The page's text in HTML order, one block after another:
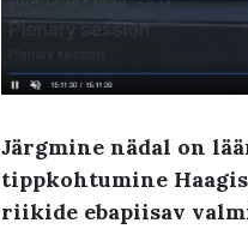
Järgmine nädal on
tippkohtumine
riikide ebapiisav